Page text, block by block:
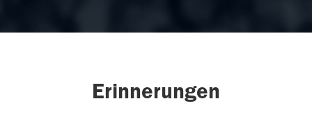
Erinnerungen